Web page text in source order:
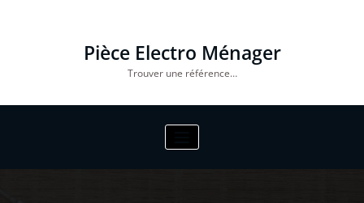
Pièce Electro Ménager
Trouver une référence…